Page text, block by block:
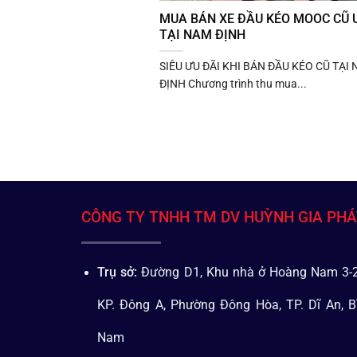
MUA BÁN XE ĐẦU KÉO MOOC CŨ
TẠI NAM ĐỊNH
SIÊU ƯU ĐÃI KHI BÁN ĐẦU KÉO CŨ TẠI
ĐỊNH Chương trình thu mua...
CÔNG TY TNHH TM DV HUỲNH GIA
Trụ sở: Đường D1, Khu nhà ở Hoàng Nam 3-
KP. Đông A, Phường Đông Hòa, TP. Dĩ An,
Nam